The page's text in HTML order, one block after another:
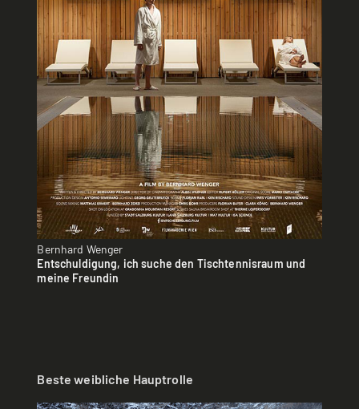
Bernhard Wenger
Entschuldigung, ich suche den Tischtennisraum und
meine Freundin
Beste weibliche Hauptrolle